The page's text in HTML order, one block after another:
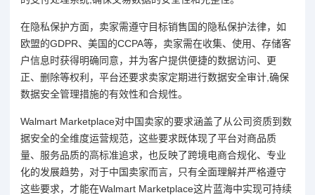
在隐私保护方面，卖家需遵守目标销售国的隐私保护法律，如
欧盟的GDPR、美国的CCPA等，卖家需在收集、使用、存储客
户信息时获得明确同意，并为客户提供便捷的数据访问、更
正、删除等权利，平台还要求卖家定期进行数据安全审计,确保
数据安全管理措施的有效性和合规性。
Walmart Marketplace对中国卖家的要求涵盖了从公司资质到数
据安全的全维度运营规范，这些要求既体现了平台对商品质
量、服务品质的高标准追求，也反映了跨境电商合规化、专业
化的发展趋势，对于中国卖家而言，只有全面理解并严格遵守
这些要求，才能在Walmart Marketplace这片蓝海中实现可持续